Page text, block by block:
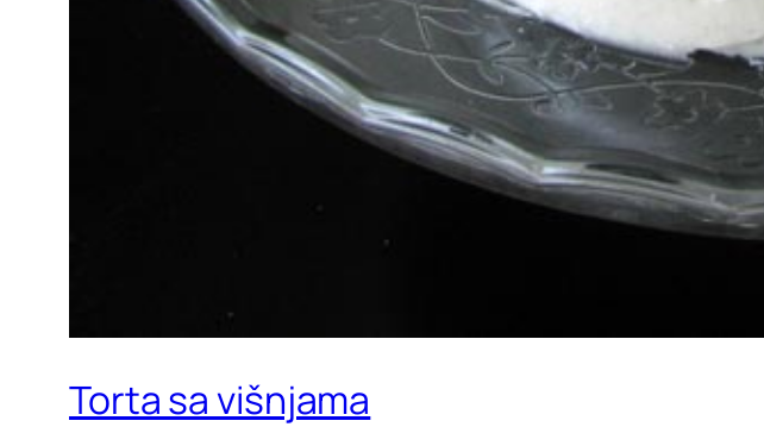
Torta sa višnjama